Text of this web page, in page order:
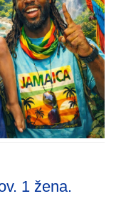
1 žena.